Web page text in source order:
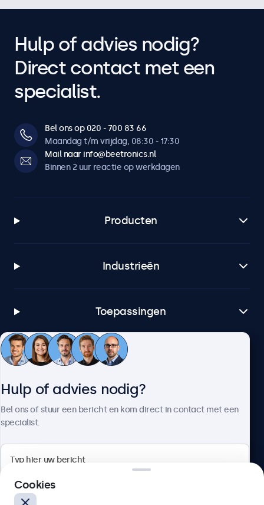
Hulp of advies nodig?
Direct contact met een
specialist.
Bel ons op 020 - 700 83 66
Maandag t/m vrijdag, 08:30 - 17:30
Mail naar info@beetronics.nl
Binnen 2 uur reactie op werkdagen
Producten
Industrieën
Toepassingen
Klantenservice
Hulp of advies nodig?
Bel ons of stuur een bericht en kom direct in contact met een
specialist.
Cookies